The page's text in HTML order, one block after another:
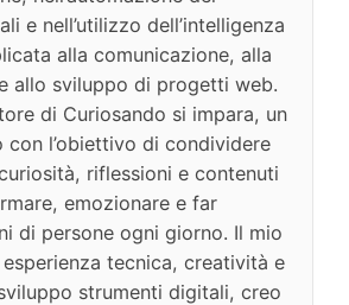
e nell’utilizzo dell’intelligenza
alla comunicazione, alla
allo sviluppo di progetti web.
di Curiosando si impara, un
l’obiettivo di condividere
riflessioni e contenuti
emozionare e far
di persone ogni giorno. Il mio
tecnica, creatività e
strumenti digitali, creo